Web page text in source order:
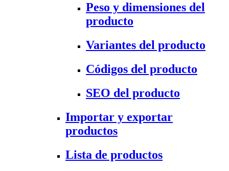
Peso y dimensiones del
producto
Variantes del producto
Códigos del producto
SEO del producto
Importar y exportar
productos
Lista de productos